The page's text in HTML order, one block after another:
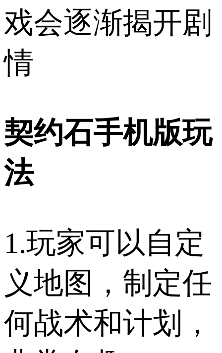
戏会逐渐揭开剧
情
契约石手机版玩
法
1.玩家可以自定
义地图，制定任
何战术和计划，